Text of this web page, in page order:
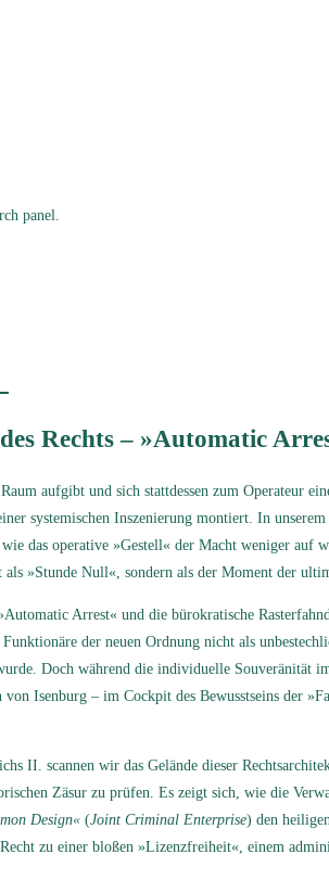
panel.
Rechts – »Automatic
aufgibt und sich stattdessen zum Operateur
systemischen Inszenierung montiert. In unserem
das operative »Gestell« der Macht weniger
»Stunde Null«, sondern als der Moment der
Arrest« und die bürokratische
der neuen Ordnung nicht als
Doch während die individuelle Souveränität
Isenburg – im Cockpit des Bewusstseins der
II. scannen wir das Gelände dieser
Zäsur zu prüfen. Es zeigt sich, wie die
Design« (Joint Criminal Enterprise) den
zu einer bloßen »Lizenzfreiheit«, einem